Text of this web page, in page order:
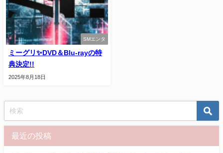
SMエンタ
ミーグリ✨️DVD＆Blu-rayの特
典決定!!
2025年8月18日
最近の投稿